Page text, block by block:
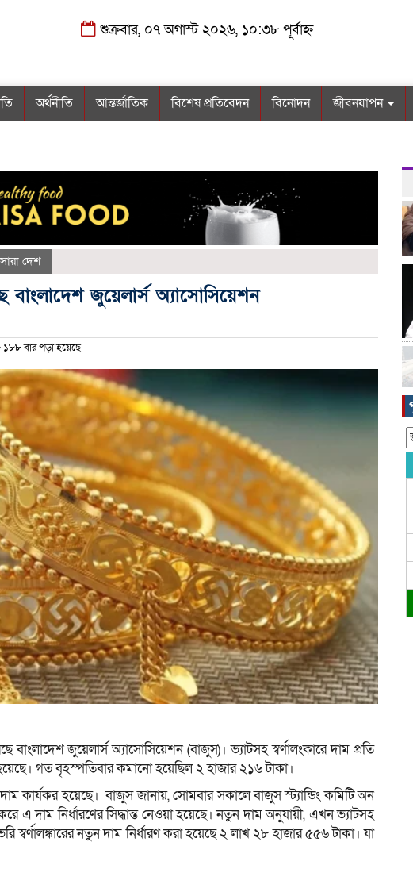
শুক্রবার, ০৭ অগাস্ট ২০২৬, ১০:৩৮ পূর্বাহ্ন
অর্থনীতি আন্তর্জাতিক বিশেষ প্রতিবেদন বিনোদন জীবনযাপন
সারা দেশ
বাংলাদেশ জুয়েলার্স অ্যাসোসিয়েশন
১৮৮ বার পড়া হয়েছে
বাংলাদেশ জুয়েলার্স অ্যাসোসিয়েশন (বাজুস)। ভ্যাটসহ স্বর্ণালংকারে দাম প্রতি
গত বৃহস্পতিবার কমানো হয়েছিল ২ হাজার ২১৬ টাকা।
কার্যকর হয়েছে। বাজুস জানায়, সোমবার সকালে বাজুস স্ট্যান্ডিং কমিটি অন
করে এ দাম নির্ধারণের সিদ্ধান্ত নেওয়া হয়েছে। নতুন দাম অনুযায়ী, এখন ভ্যাটসহ
স্বর্ণালঙ্কারের নতুন দাম নির্ধারণ করা হয়েছে ২ লাখ ২৮ হাজার ৫৫৬ টাকা। যা